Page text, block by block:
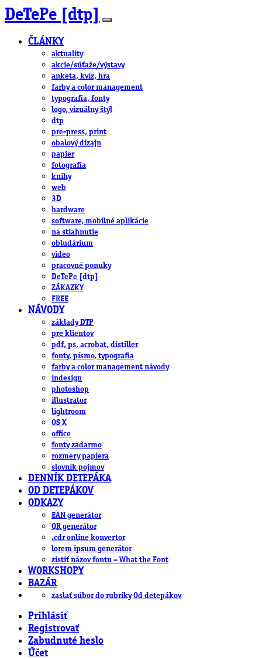
DeTePe [dtp]
ČLÁNKY
aktuality
akcie/súťaže/výstavy
anketa, kvíz, hra
farby a color management
typografia, fonty
logo, vizuálny štýl
dtp
pre-press, print
obalový dizajn
papier
fotografia
knihy
web
3D
hardware
software, mobilné aplikácie
na stiahnutie
obludárium
video
pracovné ponuky
DeTePe [dtp]
ZÁKAZKY
FREE
NÁVODY
základy DTP
pre klientov
pdf, ps, acrobat, distiller
fonty, písmo, typografia
farby a color management návody
indesign
photoshop
illustrator
lightroom
OS X
office
fonty zadarmo
rozmery papiera
slovník pojmov
DENNÍK DETEPÁKA
OD DETEPÁKOV
ODKAZY
EAN generátor
QR generátor
.cdr online konvertor
lorem ipsum generátor
zistiť názov fontu – What the Font
WORKSHOPY
BAZÁR
zaslať súbor do rubriky Od detepákov
Prihlásiť
Registrovať
Zabudnuté heslo
Účet